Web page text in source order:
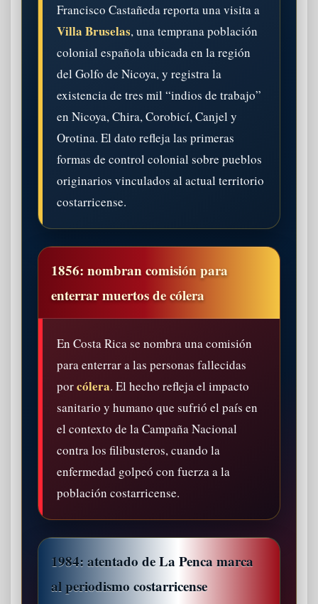
Francisco Castañeda reporta una visita a
Villa Bruselas, una temprana población
colonial española ubicada en la región
del Golfo de Nicoya, y registra la
existencia de tres mil “indios de trabajo”
en Nicoya, Chira, Corobicí, Canjel y
Orotina. El dato refleja las primeras
formas de control colonial sobre pueblos
originarios vinculados al actual territorio
costarricense.
1856: nombran comisión para
enterrar muertos de cólera
En Costa Rica se nombra una comisión
para enterrar a las personas fallecidas
porcólera. El hecho refleja el impacto
sanitario y humano que sufrió el país en
el contexto de la Campaña Nacional
contra los filibusteros, cuando la
enfermedad golpeó con fuerza a la
población costarricense.
1984: atentado de La Penca marca
al periodismo costarricense